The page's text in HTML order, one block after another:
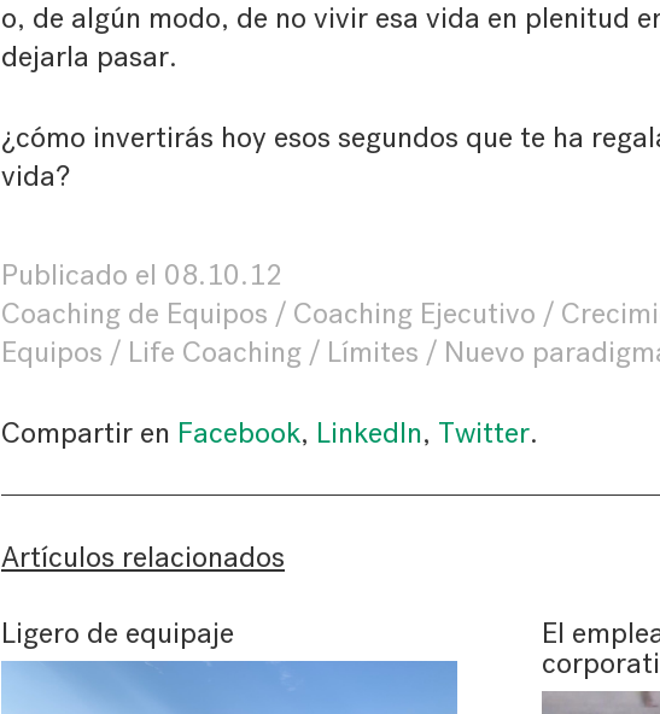
o, de algún modo, de no vivir esa vida en plenitud
dejarla pasar.
¿cómo invertirás hoy esos segundos que te ha
vida?
Publicado el 08.10.12
Coaching de Equipos
Coaching Ejecutivo
Equipos
Life Coaching Límites Nuevo
Compartir en Facebook, LinkedIn, Twitter.
Artículos relacionados
Ligero de equipaje
El